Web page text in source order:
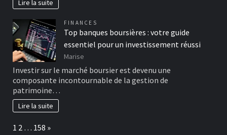
Lire la suite
FINANCES
Top banques boursières : votre guide
essentiel pour un investissement réussi
Marise
Investir sur le marché boursier est devenu une
composante incontournable de la gestion de
patrimoine…
Lire la suite
Page:
1 2 … 158 Next
»